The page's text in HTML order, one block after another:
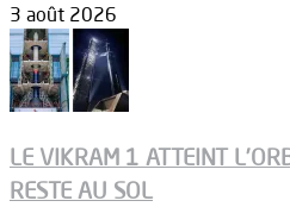
3 août 2026
LE VIKRAM 1 ATTEINT
RESTE AU SOL